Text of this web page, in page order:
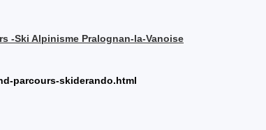
-Ski Alpinisme Pralognan-la-Vanoise
parcours-skiderando.html